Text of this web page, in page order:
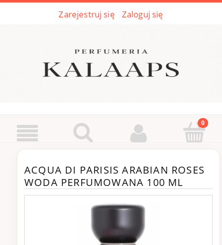
Zarejestruj się Zaloguj się
ACQUA DI PARISIS ARABIAN ROSES
WODA PERFUMOWANA 100 ML